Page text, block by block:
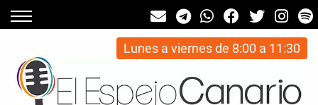
Lunes a viernes de 8:00 a 11:30